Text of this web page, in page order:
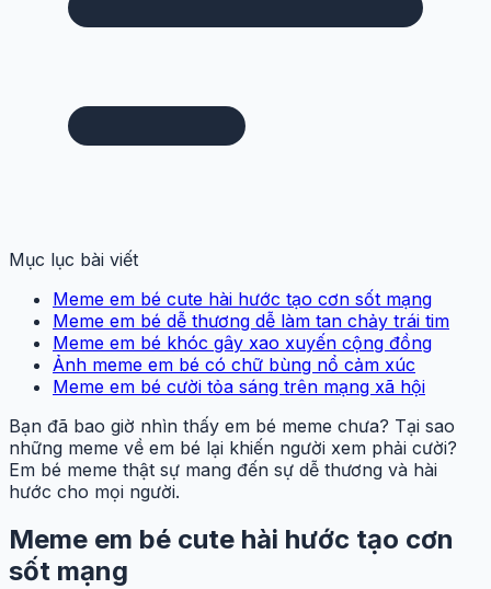
Mục lục bài viết
Meme em bé cute hài hước tạo cơn sốt mạng
Meme em bé dễ thương dễ làm tan chảy trái tim
Meme em bé khóc gây xao xuyến cộng đồng
Ảnh meme em bé có chữ bùng nổ cảm xúc
Meme em bé cười tỏa sáng trên mạng xã hội
Bạn đã bao giờ nhìn thấy em bé meme chưa? Tại sao
những meme về em bé lại khiến người xem phải cười?
Em bé meme thật sự mang đến sự dễ thương và hài
hước cho mọi người.
Meme em bé cute hài hước tạo cơn
sốt mạng